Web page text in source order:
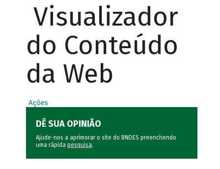
Visualizador
do Conteúdo
da Web
Ações
DÊ SUA OPINIÃO
Ajude-nos a aprimorar o site do BNDES preenchendo
uma rápida pesquisa.